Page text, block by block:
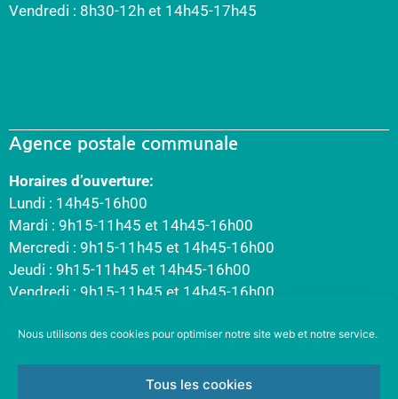
Nous utilisons des cookies pour optimiser notre site web et notre service.
Tous les cookies
Vendredi : 8h30-12h et 14h45-17h45
Agence postale communale
Horaires d’ouverture:
Lundi : 14h45-16h00
Mardi : 9h15-11h45 et 14h45-16h00
Mercredi : 9h15-11h45 et 14h45-16h00
Jeudi : 9h15-11h45 et 14h45-16h00
Vendredi : 9h15-11h45 et 14h45-16h00